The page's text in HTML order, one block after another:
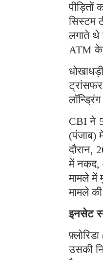
पीड़ितों
सिस्टम
लगाते थे
ATM के
CBI ने
(पंजाब)
दौरान,
में नकद,
मामले में
मामले
इनसेट
उसकी